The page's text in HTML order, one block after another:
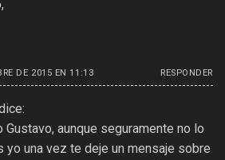
DE 2015 EN 11:13 RESPONDER
aunque seguramente no lo
yo una vez te deje un mensaje sobre